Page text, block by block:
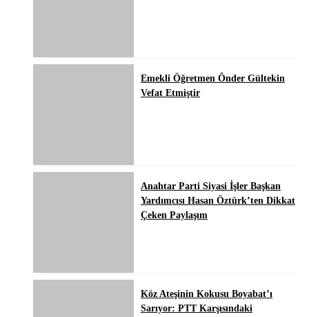
Emekli Öğretmen Ônder Gültekin
Vefat Etmiştir
Anahtar Parti Siyasi İşler Başkan
Yardımcısı Hasan Öztürk’ten Dikkat
Çeken Paylaşım
Köz Ateşinin Kokusu Boyabat’ı
Sarıyor: PTT Karşısındaki